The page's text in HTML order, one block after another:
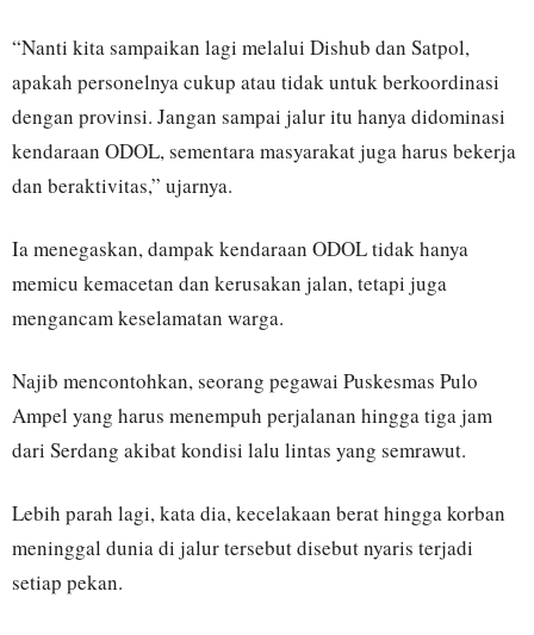
“Nanti kita sampaikan lagi melalui Dishub dan Satpol,
apakah personelnya cukup atau tidak untuk berkoordinasi
dengan provinsi. Jangan sampai jalur itu hanya didominasi
kendaraan ODOL, sementara masyarakat juga harus bekerja
dan beraktivitas,” ujarnya.
Ia menegaskan, dampak kendaraan ODOL tidak hanya
memicu kemacetan dan kerusakan jalan, tetapi juga
mengancam keselamatan warga.
Najib mencontohkan, seorang pegawai Puskesmas Pulo
Ampel yang harus menempuh perjalanan hingga tiga jam
dari Serdang akibat kondisi lalu lintas yang semrawut.
Lebih parah lagi, kata dia, kecelakaan berat hingga korban
meninggal dunia di jalur tersebut disebut nyaris terjadi
setiap pekan.